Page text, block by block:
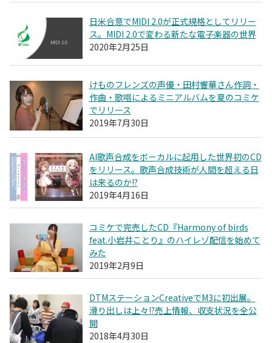
日米合意でMIDI 2.0が正式規格としてリリー
ス。MIDI 2.0で変わる新たな電子楽器の世界
2020年2月25日
けものフレンズの声優・田村響華さん作詞・
作曲・歌唱によるミニアルバムを夏のコミケ
でリリース
2019年7月30日
AI歌声合成をボーカルに起用した世界初のCD
をリリース。歌声合成技術が人間を超える日
は来るのか!?
2019年4月16日
コミケで完売したCD『Harmony of birds
feat.小岩井ことり』のハイレゾ配信を始めて
みた
2019年2月9日
DTMステーションCreativeでM3に初出展。
滑り出しは上々!?売上情報、収支状況を全公
開
2018年4月30日